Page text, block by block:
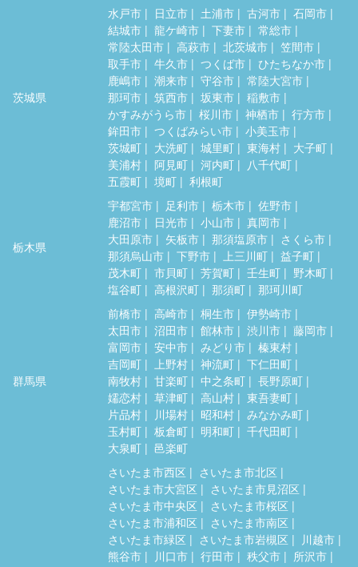
茨城県
水戸市 日立市 土浦市 古河市
石岡市
結城市
龍ケ崎市 下妻市
常総市
常陸太田市
高萩市 北茨城市
笠間市
取手市
牛久市 つくば市
ひたちなか市
鹿嶋市
潮来市 守谷市
常陸大宮市
那珂市
筑西市 坂東市
稲敷市
かすみがうら市
桜川市 神栖市
行方市
鉾田市
つくばみらい市
小美玉市
茨城町
大洗町 城里町 東海村
大子町
美浦村
阿見町 河内町
八千代町
五霞町
境町 利根町
栃木県
宇都宮市 足利市 栃木市
佐野市
鹿沼市
日光市 小山市
真岡市
大田原市
矢板市 那須塩原市
さくら市
那須烏山市
下野市 上三川町
益子町
茂木町
市貝町 芳賀町 壬生町
野木町
塩谷町
高根沢町 那須町 那珂川町
群馬県
前橋市 高崎市 桐生市
伊勢崎市
太田市
沼田市 館林市 渋川市
藤岡市
富岡市
安中市 みどり市
榛東村
吉岡町
上野村 神流町
下仁田町
南牧村
甘楽町 中之条町
長野原町
嬬恋村
草津町 高山村
東吾妻町
片品村
川場村 昭和村
みなかみ町
玉村町
板倉町 明和町
千代田町
大泉町
邑楽町
さいたま市西区
さいたま市北区
さいたま市大宮区
さいたま市見沼区
さいたま市中央区
さいたま市桜区
さいたま市浦和区
さいたま市南区
さいたま市緑区
さいたま市岩槻区
川越市
熊谷市
川口市 行田市 秩父市
所沢市